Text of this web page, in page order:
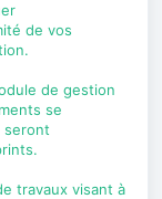
de vos
de gestion
se
seront
travaux visant à